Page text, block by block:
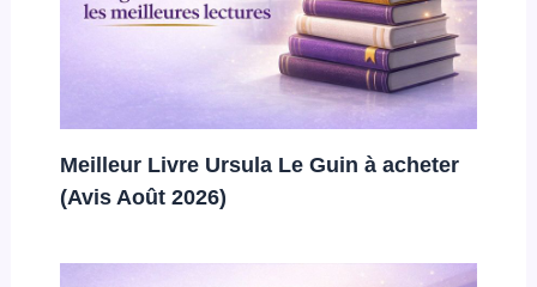
Meilleur Livre Ursula Le Guin à acheter
(Avis Août 2026)